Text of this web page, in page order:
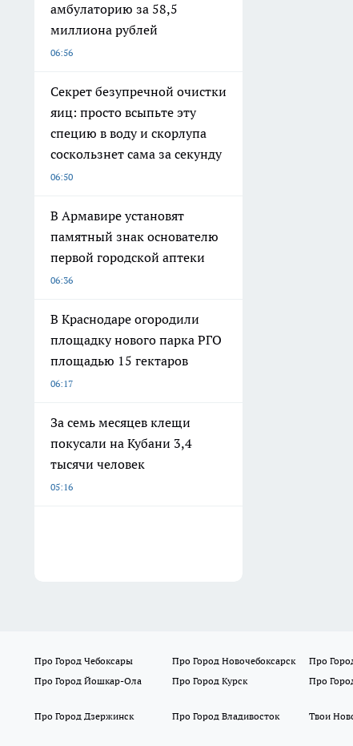
амбулаторию за 58,5
миллиона рублей
06:56
Секрет безупречной очистки
яиц: просто всыпьте эту
специю в воду и скорлупа
соскользнет сама за секунду
06:50
В Армавире установят
памятный знак основателю
первой городской аптеки
06:36
В Краснодаре огородили
площадку нового парка РГО
площадью 15 гектаров
06:17
За семь месяцев клещи
покусали на Кубани 3,4
тысячи человек
05:16
Про Город Чебоксары Про Город Новочебоксарск Про
Про Город Йошкар-Ола
Про Город Курск Про
Про Город Дзержинск
Про Город Владивосток Твои